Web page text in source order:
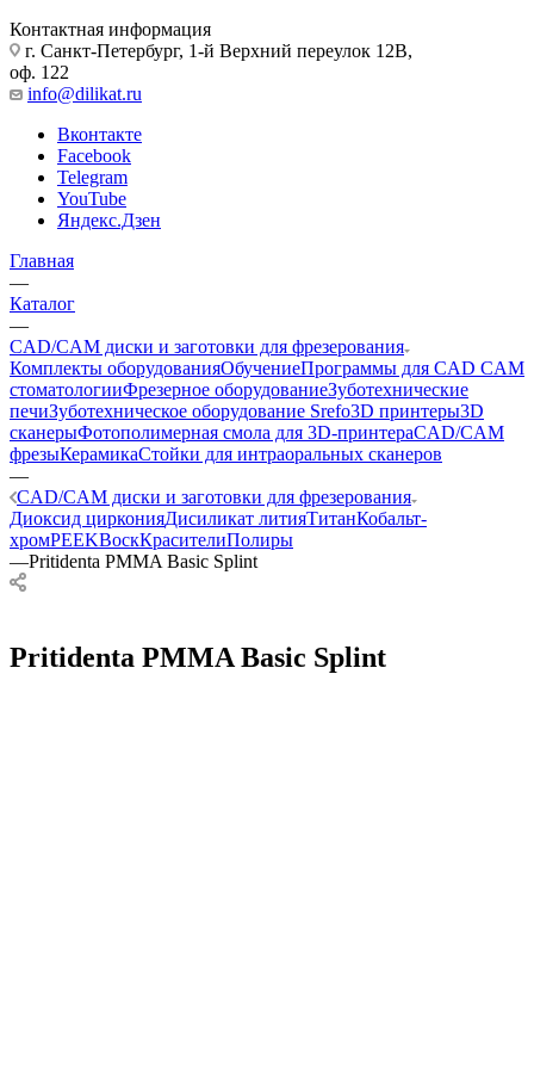
Контактная информация
г. Санкт-Петербург, 1-й Верхний переулок 12В,
оф. 122
info@dilikat.ru
Вконтакте
Facebook
Telegram
YouTube
Яндекс.Дзен
Главная
—
Каталог
—
CAD/CAM диски и заготовки для фрезерования
Комплекты оборудованияОбучениеПрограммы для CAD CAM
стоматологииФрезерное оборудованиеЗуботехнические
печиЗуботехническое оборудование Srefo3D принтеры3D
сканерыФотополимерная смола для 3D-принтераCAD/CAM
фрезыКерамикаСтойки для интраоральных сканеров
—
CAD/CAM диски и заготовки для фрезерования
Диоксид цирконияДисиликат литияТитанКобальт-
хромPEEKВоскКрасителиПолиры
—Pritidenta PMMA Basic Splint
Pritidenta PMMA Basic Splint